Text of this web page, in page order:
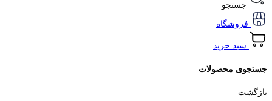
جستجو
فروشگاه
سبد خرید
جستجوی محصولات
بازگشت